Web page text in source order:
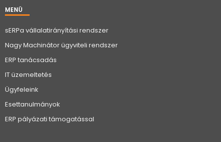
MENÜ
sERPa vállalatirányítási rendszer
Nagy Machinátor ügyviteli rendszer
ERP tanácsadás
IT üzemeltetés
Ügyfeleink
Esettanulmányok
ERP pályázati támogatással